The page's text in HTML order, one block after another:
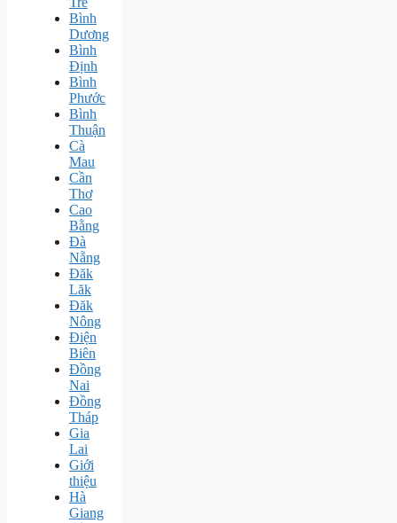
Bình
Dương
Bình
Định
Bình
Phước
Bình
Thuận
Cà
Mau
Cần
Thơ
Cao
Bằng
Đà
Nẵng
Đăk
Lăk
Đăk
Nông
Điện
Biên
Đồng
Nai
Đồng
Tháp
Gia
Lai
Giới
thiệu
Hà
Giang